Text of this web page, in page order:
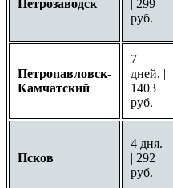
Петрозаводск
| 299
руб.
Петропавловск-
Камчатский
7
дней. |
1403
руб.
Псков
4 дня.
| 292
руб.